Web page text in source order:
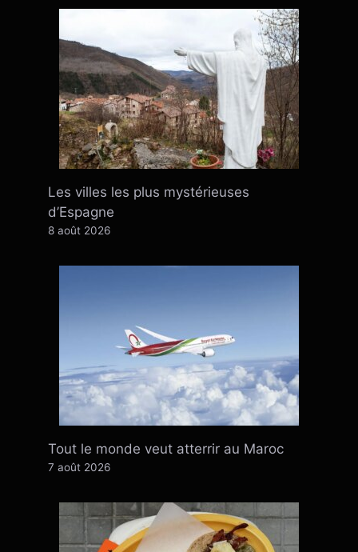
Les villes les plus mystérieuses
d’Espagne
8 août 2026
Tout le monde veut atterrir au Maroc
7 août 2026